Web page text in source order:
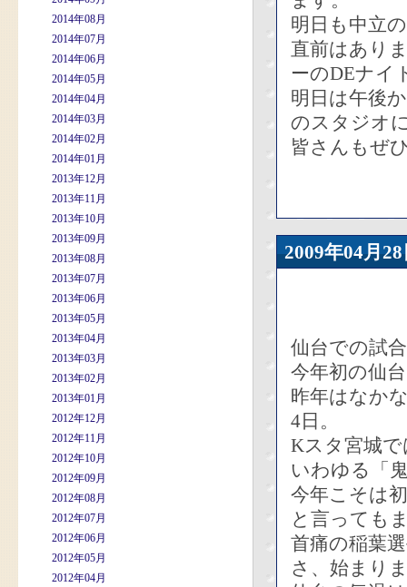
2014年08月
2014年07月
2014年06月
2014年05月
2014年04月
2014年03月
2014年02月
2014年01月
2013年12月
2013年11月
2013年10月
2013年09月
2013年08月
2013年07月
2013年06月
2013年05月
2013年04月
2013年03月
2013年02月
2013年01月
2012年12月
2012年11月
2012年10月
2012年09月
2012年08月
2012年07月
2012年06月
2012年05月
2012年04月
明日も中立
直前はあり
ーのDEナイ
明日は午後
のスタジオ
皆さんもぜ
2009年04
仙台での試
今年初の仙
昨年はなか
4日。
Kスタ宮城
いわゆる「
今年こそは
と言っても
首痛の稲葉
さ、始まり